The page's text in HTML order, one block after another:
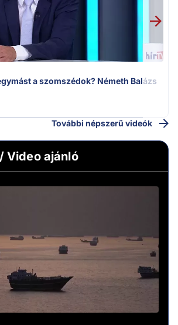
a szomszédok? Németh Balázs
További népszerű videók
Video ajánló